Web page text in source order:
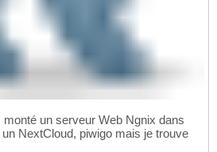
un serveur Web Ngnix dans
NextCloud, piwigo mais je trouve